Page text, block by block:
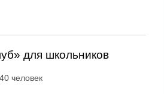
для школьников
человек